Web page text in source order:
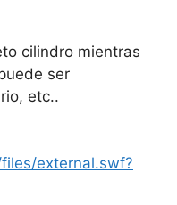
cilindro mientras
ser
etc..
external.swf?